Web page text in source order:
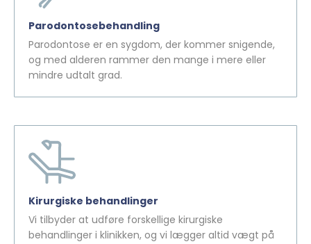
Parodontosebehandling
Parodontose er en sygdom, der kommer snigende,
og med alderen rammer den mange i mere eller
mindre udtalt grad.
Kirurgiske behandlinger
Vi tilbyder at udføre forskellige kirurgiske
behandlinger i klinikken, og vi lægger altid vægt på